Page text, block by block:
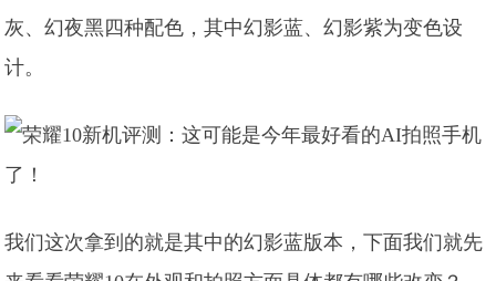
灰、幻夜黑四种配色，其中幻影蓝、幻影紫为变色设
计。
我们这次拿到的就是其中的幻影蓝版本，下面我们就先